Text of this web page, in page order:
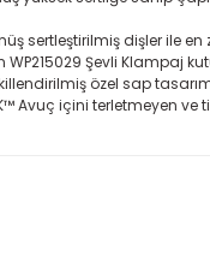
sertleştirilmiş dişler ile
WP215029 Şevli Klampaj
özel sap
Avuç içini terletmeyen